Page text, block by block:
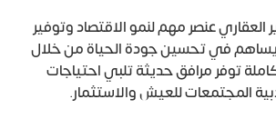
العقاري عنصر مهم لنمو الاقتصاد وتوفير
في تحسين جودة الحياة من خلال
توفر مرافق حديثة تلبي احتياجات
المجتمعات للعيش والاستثمار.